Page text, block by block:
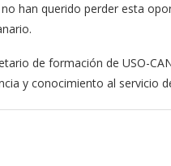
han querido perder esta
de formación de USO-
y conocimiento al servicio